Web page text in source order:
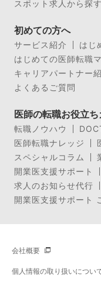
スポット求人から探す
初めての方へ
サービス紹介
はじ
はじめての医師転職
キャリアパートナー
よくあるご質問
医師の転職お役立ち
転職ノウハウ
医師転職ナレッジ
スペシャルコラム
開業医支援サポート
求人のお知らせ代行
開業医支援サポート
会社概要
個人情報の取り扱いについ